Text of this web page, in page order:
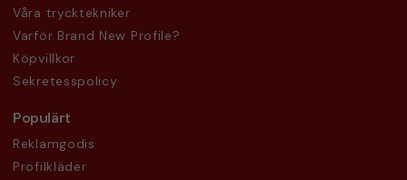
Våra trycktekniker
Varför Brand New Profile?
Köpvillkor
Sekretesspolicy
Populärt
Reklamgodis
Profilkläder